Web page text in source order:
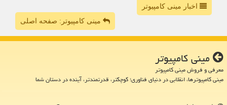
اخبار مینی کامپیوتر
مینی کامپیوتر: صفحه اصلی
مینی كامپیوتر
معرفی و فروش مینی کامپیوتر
مینی کامپیوترها، انقلابی در دنیای فناوری؛ کوچکتر، قدرتمندتر، آینده در دستان شما